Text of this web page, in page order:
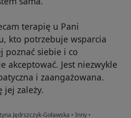
terapię u Pani
kto potrzebuje wsparcia
poznać siebie i co
akceptować. Jest niezwykle
i zaangażowana.
jej zależy.
Jędrszczyk-Goławska • Inny •